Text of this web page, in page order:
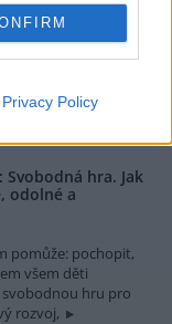
Privacy Policy
blíže
Zemí i všemi jejími
hra. Jak
odolné a
pomůže: pochopit,
všem děti
hru pro
rozvoj,